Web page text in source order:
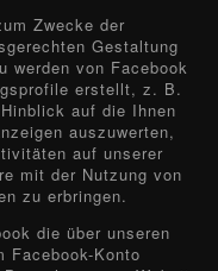
Zwecke der
Gestaltung
werden von Facebook
erstellt, z. B.
auf die Ihnen
auszuwerten,
auf unserer
mit der Nutzung von
zu erbringen.
die über unseren
Facebook-Konto